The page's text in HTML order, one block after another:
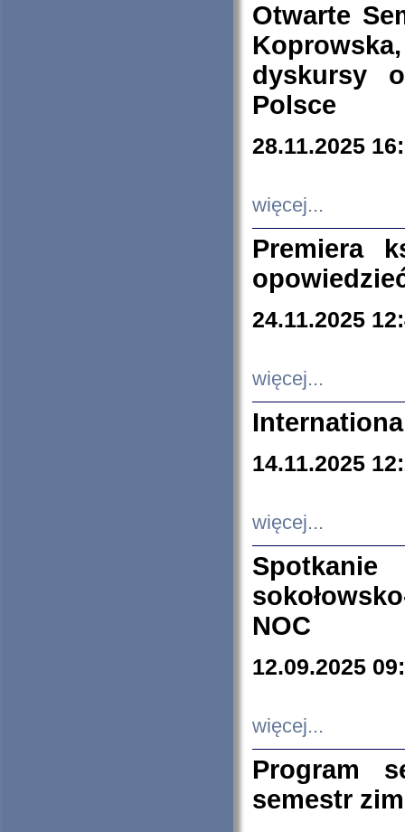
Otwarte
dyskursy
Polsce
28.11.2025
więcej...
Premiera
24.11.2025
więcej...
14.11.2025
więcej...
NOC
12.09.2025
więcej...
Program
semestr